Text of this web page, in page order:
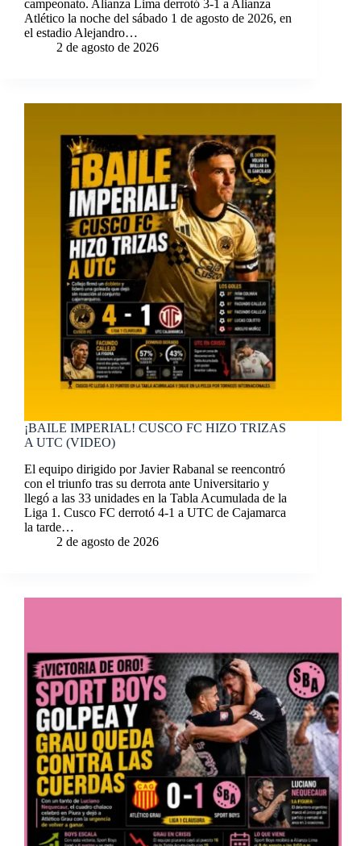
campeonato. Alianza Lima derrotó 3-1 a Alianza
Atlético la noche del sábado 1 de agosto de 2026, en
el estadio Alejandro…
2 de agosto de 2026
¡BAILE IMPERIAL! CUSCO FC HIZO TRIZAS
A UTC (VIDEO)
El equipo dirigido por Javier Rabanal se reencontró
con el triunfo tras su derrota ante Universitario y
llegó a las 33 unidades en la Tabla Acumulada de la
Liga 1. Cusco FC derrotó 4-1 a UTC de Cajamarca
la tarde…
2 de agosto de 2026